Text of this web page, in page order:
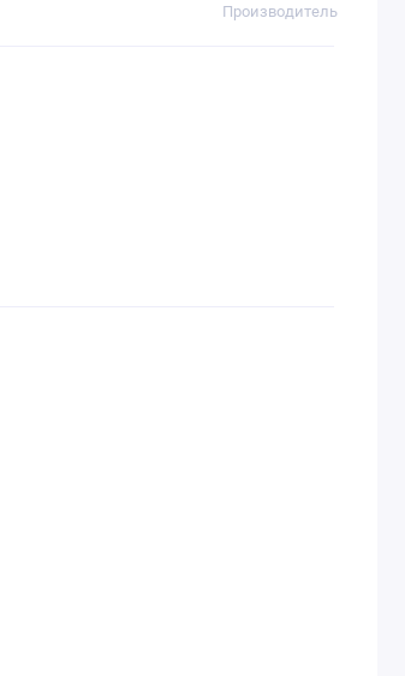
Производитель